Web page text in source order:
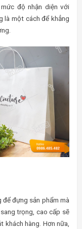
độ nhận diện với
là một cách để khẳng
đựng sản phẩm mà
trọng, cao cấp sẽ
hàng. Hơn nữa,